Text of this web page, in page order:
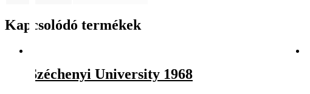
Kapcsolódó termékek
Széchenyi University 1968